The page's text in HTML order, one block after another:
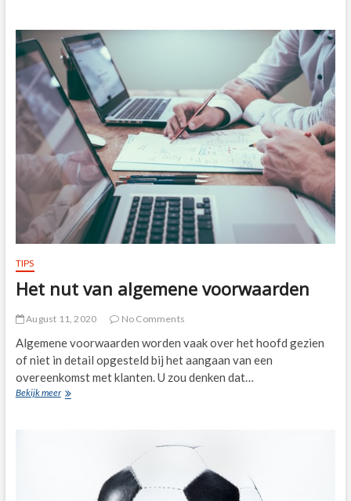
stap
TIPS
Het nut van algemene voorwaarden
August 11, 2020 No Comments
Algemene voorwaarden worden vaak over het hoofd gezien
of niet in detail opgesteld bij het aangaan van een
overeenkomst met klanten. U zou denken dat…
Bekijk meerHet